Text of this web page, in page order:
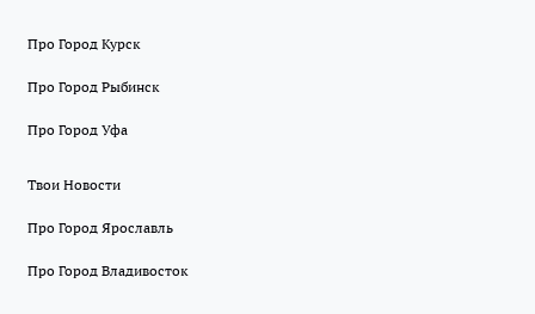
Про Город Курск
Про Город Рыбинск
Про Город Уфа
Твои Новости
Про Город Ярославль
Про Город Владивосток